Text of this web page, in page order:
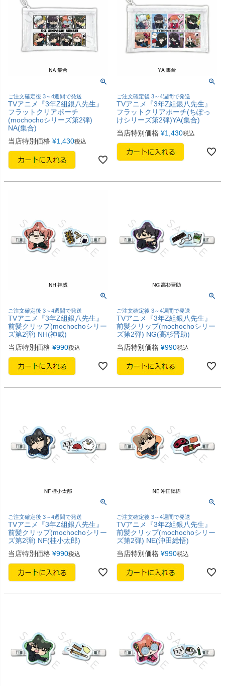
ご注文確定後 3～4週間で発送
TVアニメ『3年Z組銀八先生』
フラットクリアポーチ
(mochochoシリーズ第2弾)
NA(集合)
当店特別価格 ¥1,430税込
ご注文確定後 3～4週間で発送
TVアニメ『3年Z組銀八先生』
フラットクリアポーチ(ちぽっ
けシリーズ第2弾)YA(集合)
当店特別価格 ¥1,430税込
ご注文確定後 3～4週間で発送
TVアニメ『3年Z組銀八先生』
前髪クリップ(mochochoシリー
ズ第2弾) NH(神威)
当店特別価格 ¥990税込
ご注文確定後 3～4週間で発送
TVアニメ『3年Z組銀八先生』
前髪クリップ(mochochoシリー
ズ第2弾) NG(高杉晋助)
当店特別価格 ¥990税込
ご注文確定後 3～4週間で発送
TVアニメ『3年Z組銀八先生』
前髪クリップ(mochochoシリー
ズ第2弾) NF(桂小太郎)
当店特別価格 ¥990税込
ご注文確定後 3～4週間で発送
TVアニメ『3年Z組銀八先生』
前髪クリップ(mochochoシリー
ズ第2弾) NE(沖田総悟)
当店特別価格 ¥990税込